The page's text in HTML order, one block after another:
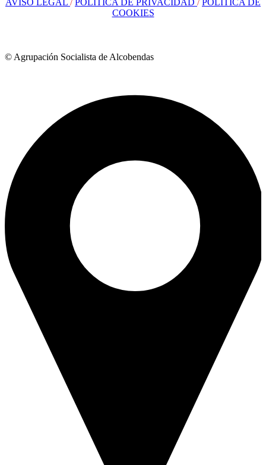
AVISO LEGAL / POLÍTICA DE PRIVACIDAD / POLÍTICA DE
COOKIES
© Agrupación Socialista de Alcobendas